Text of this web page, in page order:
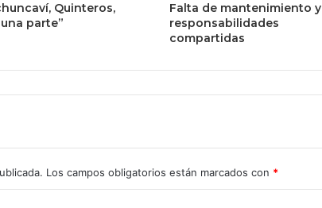
Quinteros,
parte”
Falta de mantenimiento y
responsabilidades
compartidas
Los campos obligatorios están marcados con *